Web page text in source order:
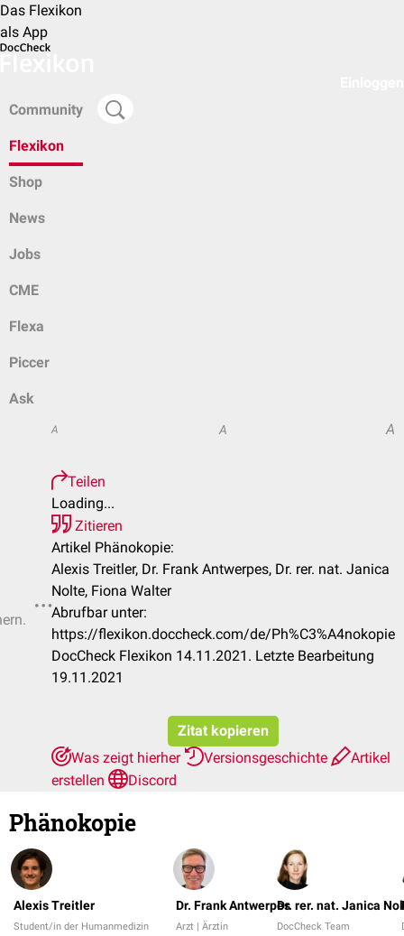
Das Flexikon
als App
Community
Flexikon
Shop
News
Jobs
CME
Flexa
Piccer
Ask
A A A
Teilen
Loading...
Zitieren
Artikel Phänokopie:
Alexis Treitler, Dr. Frank Antwerpes, Dr. rer. nat. Janica
Nolte, Fiona Walter
Abrufbar unter:
https://flexikon.doccheck.com/de/Ph%C3%A4nokopie
DocCheck Flexikon 14.11.2021. Letzte Bearbeitung
19.11.2021
Zitat kopieren
Was zeigt hierher
Versionsgeschichte
Artikel
erstellen
Discord
Phänokopie
Alexis Treitler
Student/in der Humanmedizin
Dr. Frank Antwerpes
Arzt | Ärztin
Dr. rer. nat. Janica
DocCheck Team